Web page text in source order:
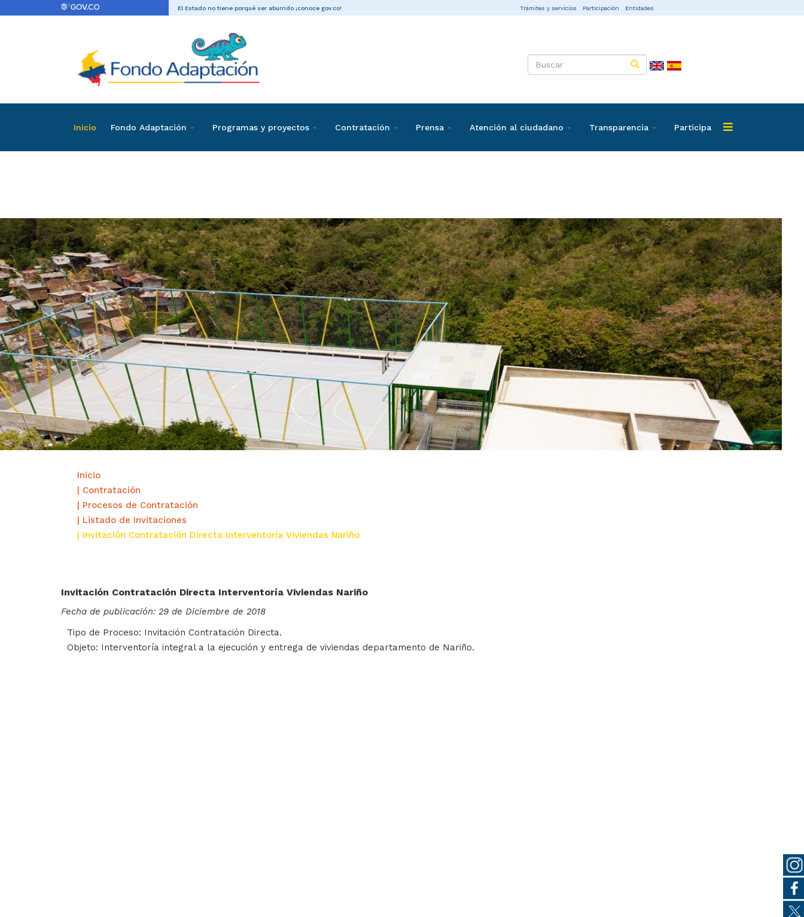
El Estado no tiene porqué ser aburrido ¡conoce gov.co! Trámites y servicios Participación Entidades
Inicio Fondo Adaptación Programas y proyectos Contratación Prensa Atención al ciudadano Transparencia Participa
Listado de invitaciones
Inicio
| Contratación
| Procesos de Contratación
| Listado de Invitaciones
| Invitación Contratación Directa Interventoría Viviendas Nariño
Invitación Contratación Directa Interventoría Viviendas Nariño
Fecha de publicación: 29 de Diciembre de 2018
Tipo de Proceso: Invitación Contratación Directa.
Objeto: Interventoría integral a la ejecución y entrega de viviendas departamento de Nariño.